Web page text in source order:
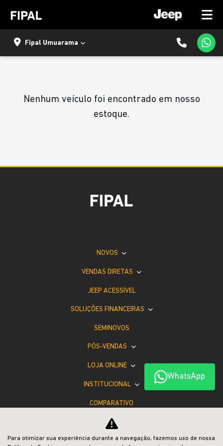
Fipal Umuarama
Nenhum veículo foi encontrado em nosso
estoque.
WhatsApp
NOVOS
VENDAS DIRETAS
JEEP ACESSÍVEL
SOLUÇÕES FINANCEIRAS
SEMINOVOS
PÓS-VENDAS
LOJA ONLINE
INSTITUCIONAL
COMPARATIVO
Desacelere. Seu bem maior é a vida.
Para otimizar sua experiência durante a navegação, fazemos uso de nossa